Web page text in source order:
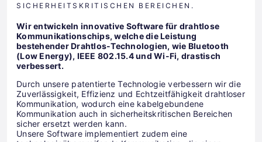
SICHERHEITSKRITISCHEN BEREICHEN.
Wir entwickeln innovative Software für drahtlose
Kommunikationschips, welche die Leistung
bestehender Drahtlos-Technologien, wie Bluetooth
(Low Energy), IEEE 802.15.4 und Wi-Fi, drastisch
verbessert.
Durch unsere patentierte Technologie verbessern wir die
Zuverlässigkeit, Effizienz und Echtzeitfähigkeit drahtloser
Kommunikation, wodurch eine kabelgebundene
Kommunikation auch in sicherheitskritischen Bereichen
sicher ersetzt werden kann.
Unsere Software implementiert zudem eine